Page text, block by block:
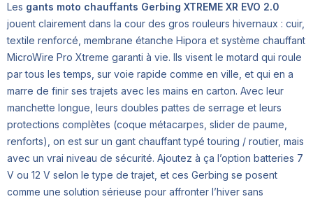
Les gants moto chauffants Gerbing XTREME XR EVO 2.0
jouent clairement dans la cour des gros rouleurs hivernaux : cuir,
textile renforcé, membrane étanche Hipora et système chauffant
MicroWire Pro Xtreme garanti à vie. Ils visent le motard qui roule
par tous les temps, sur voie rapide comme en ville, et qui en a
marre de finir ses trajets avec les mains en carton. Avec leur
manchette longue, leurs doubles pattes de serrage et leurs
protections complètes (coque métacarpes, slider de paume,
renforts), on est sur un gant chauffant typé touring / routier, mais
avec un vrai niveau de sécurité. Ajoutez à ça l’option batteries 7
V ou 12 V selon le type de trajet, et ces Gerbing se posent
comme une solution sérieuse pour affronter l’hiver sans